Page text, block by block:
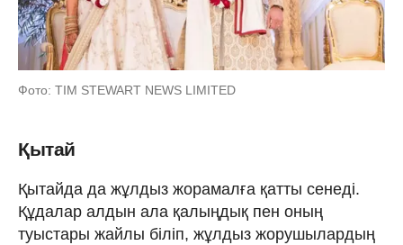
Фото: TIM STEWART NEWS LIMITED
Қытай
Қытайда да жұлдыз жорамалға қатты сенеді.
Құдалар алдын ала қалыңдық пен оның
туыстары жайлы біліп, жұлдыз жорушылардың